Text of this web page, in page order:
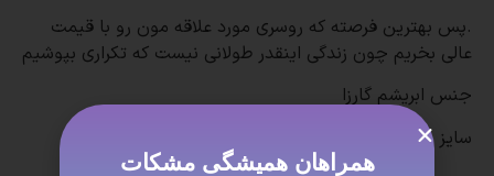
.پس بهترین فرصته که روسری مورد علاقه مون رو با قیمت
عالی بخریم چون زندگی اینقدر طولانی نیست که تکراری بپوشیم
جنس ابریشم گارزا
سایز حدود 130
همراهان همیشگی مشکات